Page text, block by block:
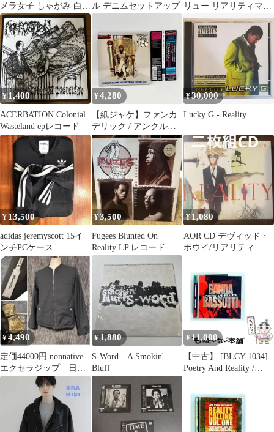
メラ女子 しゃがみ 白ジ
ャケット トミカ ホット
ウィール
ル デニムセットアップ リュー リアリティマウ
ントビーシージャケッ
ト REW REALITY
MtBC JKT 24 スノーボ
ード ウエア ジャケット
25-26-JK-REW トゥル
ーグレー エイジドクリ
ーム カレハ M L XL-
XXL
¥1,400
ACERBATION Colonial
Wasteland epレコード
¥4,280
【紙ジャケ】ファンカ
デリック / アンクル・
ジャム・ウォンツ・ユ
ー 帯付
¥30,000
Lucky G - Reality
¥ 13,500
adidas jeremyscott 15イ
ンチPCケース
¥3,500
Fugees Blunted On
Reality LP レコード
¥ 1,080
AOR CD デヴィッド・
ボウイ/リアリティ
¥4,490
定価44000円 nonnative
エクセラジップ 日本
製 ブルゾン ブラッ
¥1,880
S-Word – A Smokin'
Bluff
¥ 11,000
【中古】 [BLCY-1034]
Poetry And Reality /